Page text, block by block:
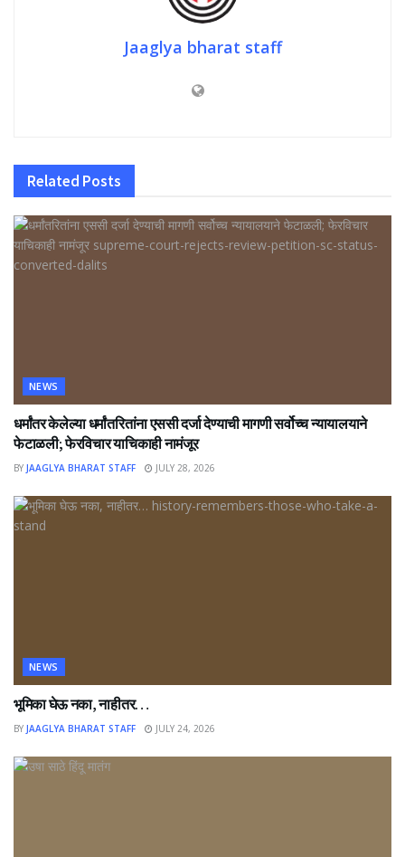
Jaaglya bharat staff
Related Posts
NEWS
धर्मांतर केलेल्या धर्मांतरितांना एससी दर्जा देण्याची मागणी सर्वोच्च न्यायालयाने
फेटाळली; फेरविचार याचिकाही नामंजूर
BY JAAGLYA BHARAT STAFF JULY 28, 2026
NEWS
भूमिका घेऊ नका, नाहीतर…
BY JAAGLYA BHARAT STAFF JULY 24, 2026